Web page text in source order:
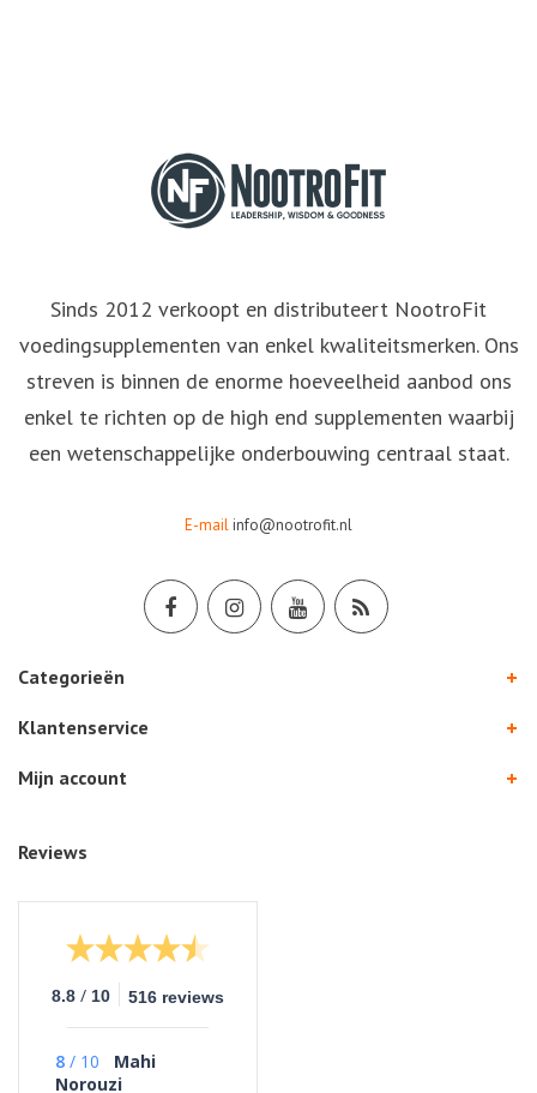
Sinds 2012 verkoopt en distributeert NootroFit
voedingsupplementen van enkel kwaliteitsmerken. Ons
streven is binnen de enorme hoeveelheid aanbod ons
enkel te richten op de high end supplementen waarbij
een wetenschappelijke onderbouwing centraal staat.
E-mailinfo@nootrofit.nl
Categorieën
Klantenservice
Mijn account
Reviews
8.8 / 10 516 reviews
8 / 10
Mahi
Norouzi